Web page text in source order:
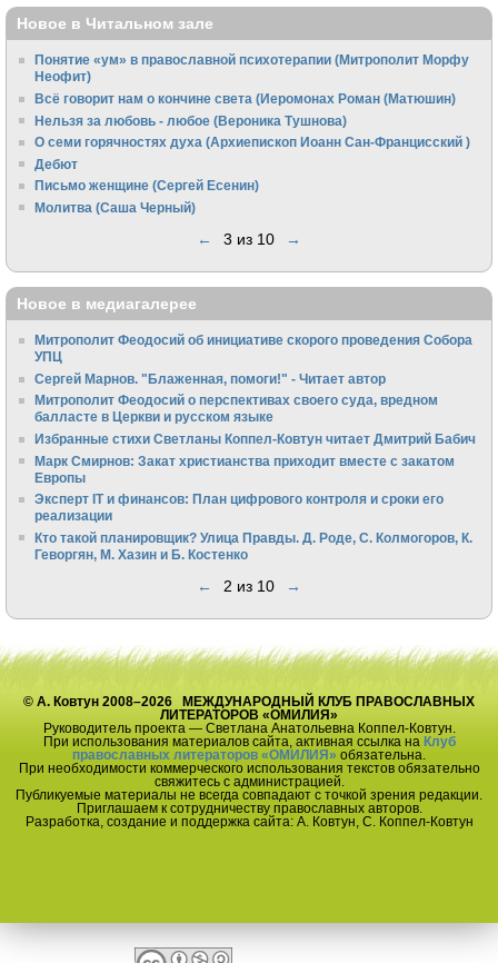
Новое в Читальном зале
Понятие «ум» в православной психотерапии (Митрополит Морфу
Неофит)
Всё говорит нам о кончине света (Иеромонах Роман (Матюшин)
Нельзя за любовь - любое (Вероника Тушнова)
О семи горячностях духа (Архиепископ Иоанн Сан-Францисский )
Дебют
Письмо женщине (Сергей Есенин)
Молитва (Саша Черный)
← 3 из 10 →
Новое в медиагалерее
Митрополит Феодосий об инициативе скорого проведения Собора
УПЦ
Сергей Марнов. "Блаженная, помоги!" - Читает автор
Митрополит Феодосий о перспективах своего суда, вредном
балласте в Церкви и русском языке
Избранные стихи Светланы Коппел-Ковтун читает Дмитрий Бабич
Марк Смирнов: Закат христианства приходит вместе с закатом
Европы
Эксперт IT и финансов: План цифрового контроля и сроки его
реализации
Кто такой планировщик? Улица Правды. Д. Роде, С. Колмогоров, К.
Геворгян, М. Хазин и Б. Костенко
← 2 из 10 →
© А. Ковтун 2008–2026 МЕЖДУНАРОДНЫЙ КЛУБ ПРАВОСЛАВНЫХ
ЛИТЕРАТОРОВ «ОМИЛИЯ»
Руководитель проекта — Светлана Анатольевна Коппел-Ковтун.
При использования материалов сайта, активная ссылка на Клуб
православных литераторов «ОМИЛИЯ» обязательна.
При необходимости коммерческого использования текстов обязательно
свяжитесь с администрацией.
Публикуемые материалы не всегда совпадают с точкой зрения редакции.
Приглашаем к сотрудничеству православных авторов.
Разработка, создание и поддержка сайта: А. Ковтун, С. Коппел-Ковтун